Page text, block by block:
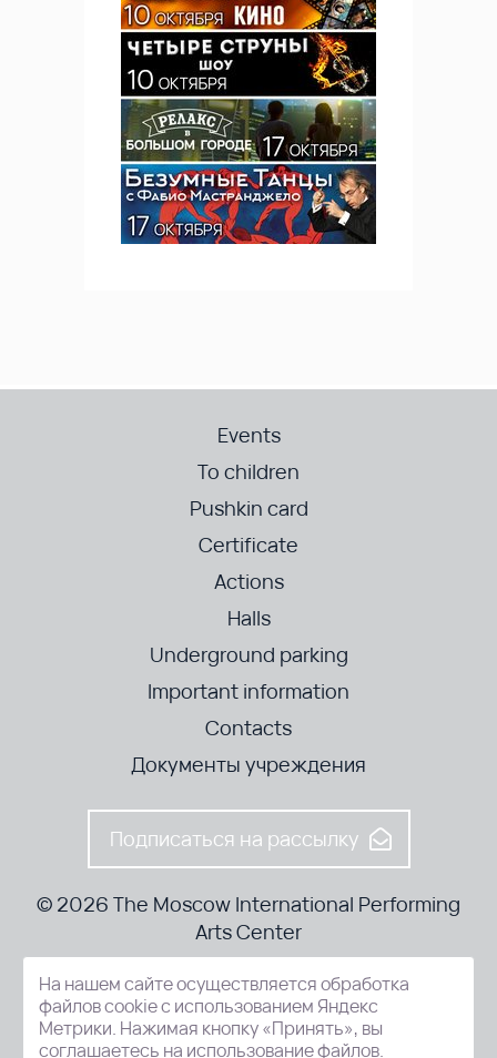
Events
To children
Pushkin card
Certificate
Actions
Halls
Underground parking
Important information
Contacts
Документы учреждения
Подписаться на рассылку
© 2026 The Moscow International Performing
Arts Center
52-8, Kosmodamianskaya nab., Moscow, 115054, Russia
На нашем сайте осуществляется обработка
файлов cookie с использованием Яндекс
Метрики. Нажимая кнопку «Принять», вы
соглашаетесь на использование файлов.